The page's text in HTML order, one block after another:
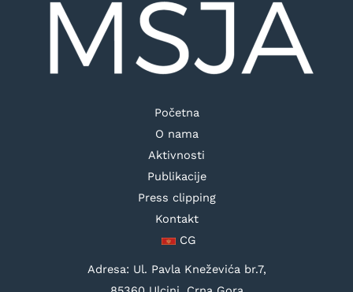
Početna
O nama
Aktivnosti
Publikacije
Press clipping
Kontakt
CG
Adresa: Ul. Pavla Kneževića br.7,